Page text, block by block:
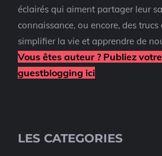
éclairés qui aiment partager leur
connaissance, ou encore, des
simplifier la vie et apprendre de
Vous êtes auteur ? Publiez
guestblogging ici
LES CATEGORIES